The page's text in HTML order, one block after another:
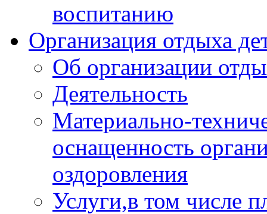
воспитанию
Организация отдыха
Об организации
Деятельность
Материально-
оснащенность
оздоровления
Услуги,в том числе